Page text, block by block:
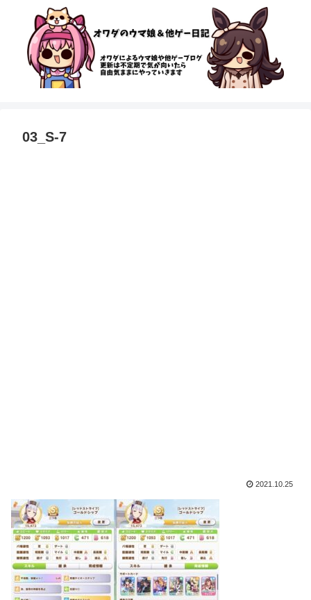
03_S-7
2021.10.25